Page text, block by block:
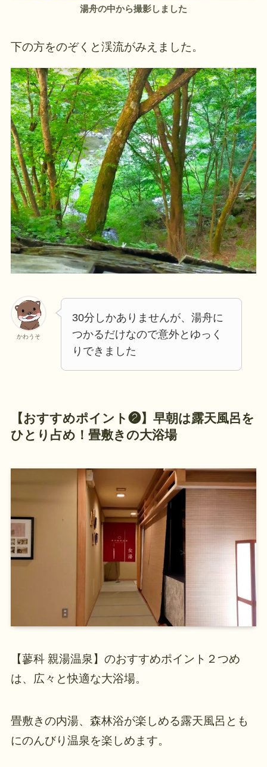
湯舟の中から撮影しました
下の方をのぞくと渓流がみえました。
かわうそ
30分しかありませんが、湯舟に
つかるだけなので意外とゆっく
りできました
【おすすめポイント❷】 早朝は露天風呂を
ひとり占め ！ 畳敷きの大浴場
【蓼科 親湯温泉】のおすすめポイント２つめ
は、広々と快適な大浴場。
畳敷きの内湯、森林浴が楽しめる露天風呂とも
にのんびり温泉を楽しめます。